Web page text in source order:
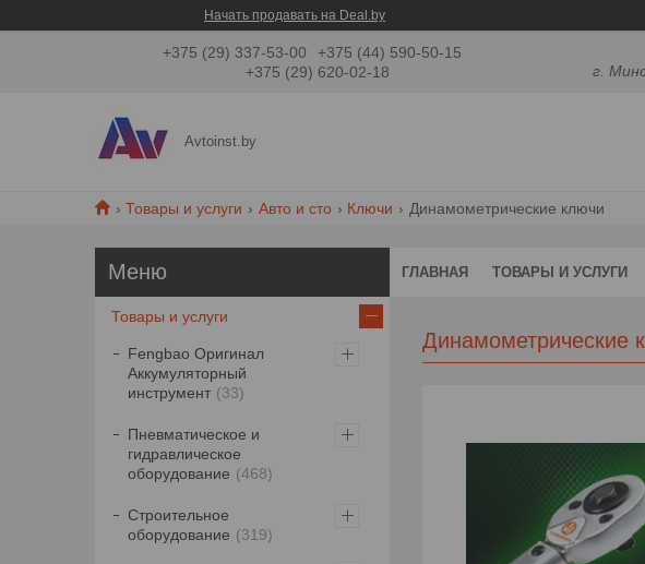
Начать продавать на Deal.by
+375 (29) 337-53-00
+375 (44) 590-50-15
+375 (29) 620-02-18
г.
Avtoinst.by
Товары и услуги Авто и сто Ключи Динамометрические ключи
ГЛАВНАЯ ТОВАРЫ И УСЛУГИ
Динамометрические
Товары и услуги
Fengbao Оригинал
Аккумуляторный
инструмент
33
Пневматическое и
гидравлическое
оборудование
468
Строительное
оборудование
319